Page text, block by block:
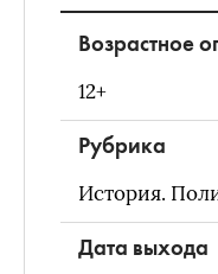
Возрастное
12+
Рубрика
История.
Дата выхода